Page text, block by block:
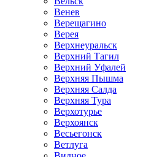
Венев
Верещагино
Верея
Верхнеуральск
Верхний Тагил
Верхний Уфалей
Верхняя Пышма
Верхняя Салда
Верхняя Тура
Верхотурье
Верхоянск
Весьегонск
Ветлуга